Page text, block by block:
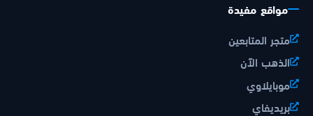
مواقع مفيدة
متجر المتابعين
الذهب الآن
موبايلاوي
بريديفاي